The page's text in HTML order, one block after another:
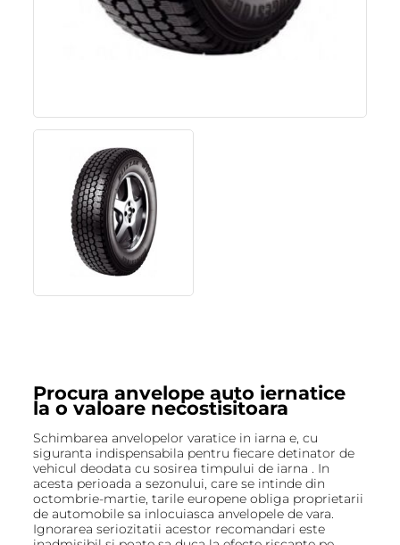
Procura anvelope auto iernatice
la o valoare necostisitoara
Schimbarea anvelopelor varatice in iarna e, cu
siguranta indispensabila pentru fiecare detinator de
vehicul deodata cu sosirea timpului de iarna . In
acesta perioada a sezonului, care se intinde din
octombrie-martie, tarile europene obliga proprietarii
de automobile sa inlocuiasca anvelopele de vara.
Ignorarea seriozitatii acestor recomandari este